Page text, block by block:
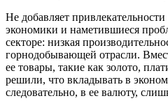
Не добавляет
экономики и наметившиеся
секторе: низкая
горнодобывающей отрасли.
ее товары, такие как золото,
решили, что вкладывать в
следовательно, в ее валюту,